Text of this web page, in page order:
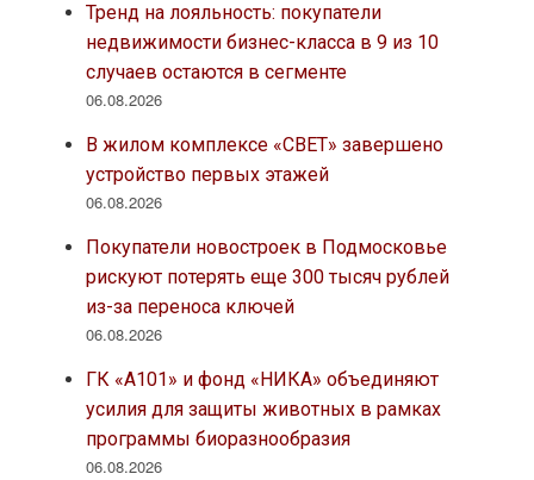
Тренд на лояльность: покупатели
недвижимости бизнес-класса в 9 из 10
случаев остаются в сегменте
06.08.2026
В жилом комплексе «СВЕТ» завершено
устройство первых этажей
06.08.2026
Покупатели новостроек в Подмосковье
рискуют потерять еще 300 тысяч рублей
из-за переноса ключей
06.08.2026
ГК «А101» и фонд «НИКА» объединяют
усилия для защиты животных в рамках
программы биоразнообразия
06.08.2026